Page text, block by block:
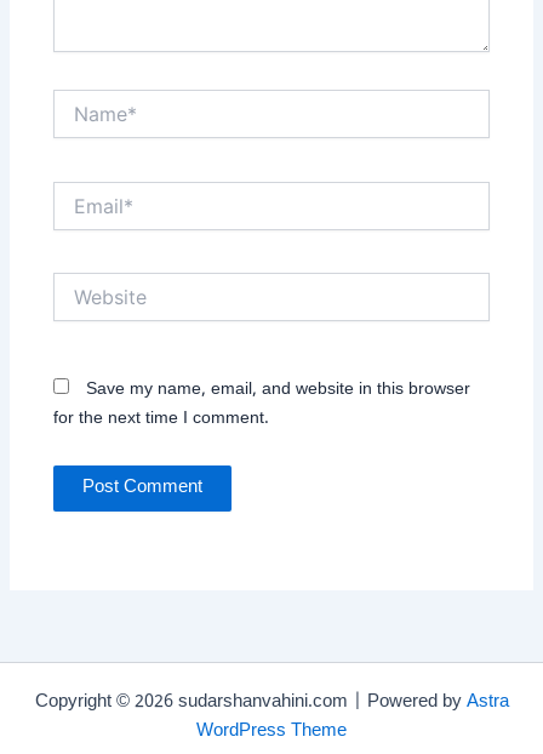
Save my name, email, and website in this browser
for the next time I comment.
Copyright © 2026 sudarshanvahini.com | Powered by Astra
WordPress Theme